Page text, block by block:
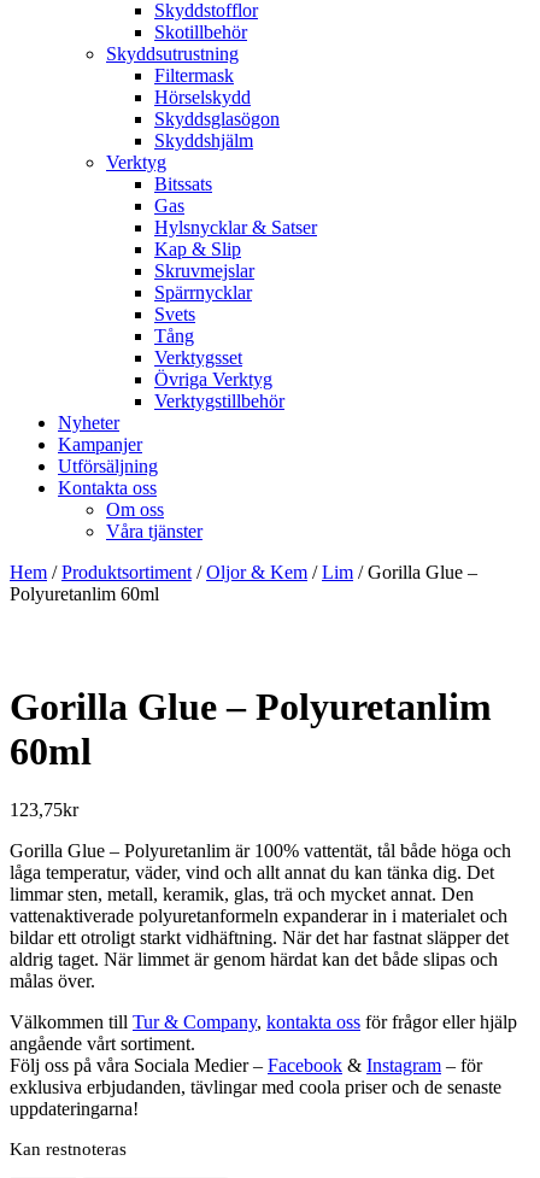
Skyddstofflor
Skotillbehör
Skyddsutrustning
Filtermask
Hörselskydd
Skyddsglasögon
Skyddshjälm
Verktyg
Bitssats
Gas
Hylsnycklar & Satser
Kap & Slip
Skruvmejslar
Spärrnycklar
Svets
Tång
Verktygsset
Övriga Verktyg
Verktygstillbehör
Nyheter
Kampanjer
Utförsäljning
Kontakta oss
Om oss
Våra tjänster
Hem /Produktsortiment /Oljor & Kem /Lim / Gorilla Glue –
Polyuretanlim 60ml
Gorilla Glue – Polyuretanlim
60ml
123,75kr
Gorilla Glue – Polyuretanlim är 100% vattentät, tål både höga och
låga temperatur, väder, vind och allt annat du kan tänka dig. Det
limmar sten, metall, keramik, glas, trä och mycket annat. Den
vattenaktiverade polyuretanformeln expanderar in i materialet och
bildar ett otroligt starkt vidhäftning. När det har fastnat släpper det
aldrig taget. När limmet är genom härdat kan det både slipas och
målas över.
Välkommen till Tur & Company, kontakta oss för frågor eller hjälp
angående vårt sortiment.
Följ oss på våra Sociala Medier – Facebook & Instagram – för
exklusiva erbjudanden, tävlingar med coola priser och de senaste
uppdateringarna!
Kan restnoteras